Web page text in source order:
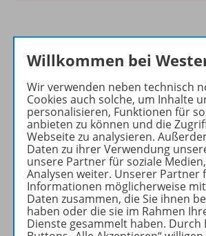
Informationen
Produkte des Jahrgangs
Konzept
Jahresinhaltsverzeichnis
Willkommen bei
Wir verwenden neben technisch
Cookies auch solche, um Inhalte
personalisieren, Funktionen für
anbieten zu können und die
Webseite zu analysieren.
Daten zu ihrer Verwendung
unsere Partner für soziale
Analysen weiter. Unserer Partner
Informationen möglicherweise
Daten zusammen, die Sie ihnen
haben oder die sie im Rahmen
Dienste gesammelt haben. Durch